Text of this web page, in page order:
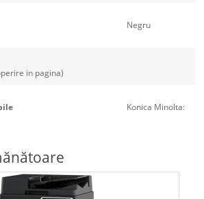
Negru
in pagina)
Konica Minolta: